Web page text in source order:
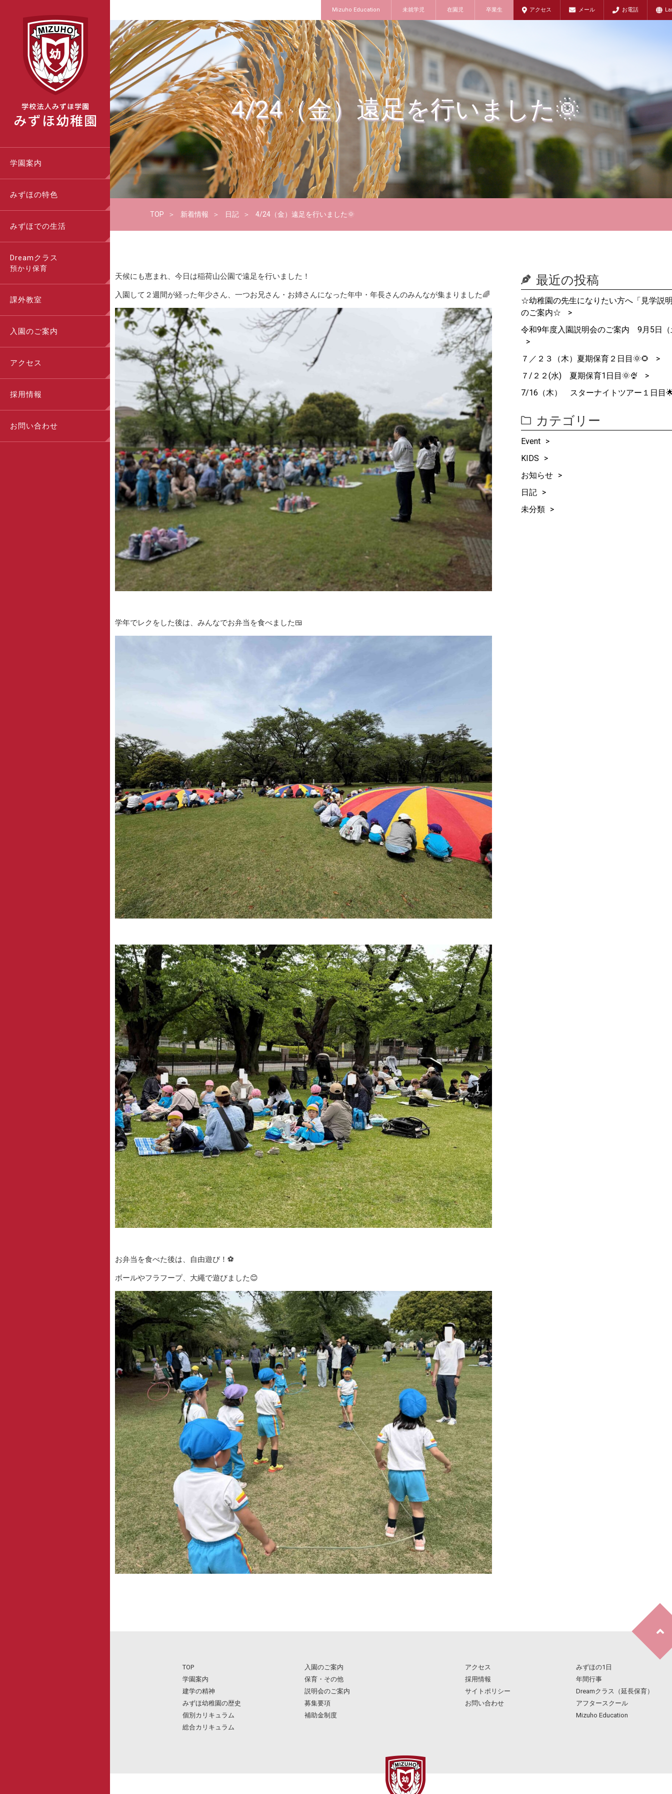
Mizuho Education 未就学児 在園児 卒業生 アクセス メール お電話
学園案内
みずほの特色
みずほでの生活
Dreamクラス
預かり保育
課外教室
入園のご案内
アクセス
採用情報
お問い合わせ
4/24（金）遠足を行いました🌞
TOP 新着情報 日記 4/24（金）遠足を行いました🌞
天候にも恵まれ、今日は稲荷山公園で遠足を行いました！
入園して２週間が経った年少さん、一つお兄さん・お姉さんになった年中・年長さんのみんなが集まりました🌈
学年でレクをした後は、みんなでお弁当を食べました🍱
お弁当を食べた後は、自由遊び！⚽
ボールやフラフープ、大繩で遊びました😊
最近の投稿
☆幼稚園の先生になりたい方へ「見学説
のご案内☆
令和9年度入園説明会のご案内 9月5日（
７／２３（木）夏期保育２日目🌞🌻
７/２２(水) 夏期保育1日目🌞🍨
7/16（木） スターナイトツアー１日目
カテゴリー
Event
KIDS
お知らせ
日記
未分類
TOP
学園案内
建学の精神
みずほ幼稚園の歴史
個別カリキュラム
総合カリキュラム
入園のご案内
保育・その他
説明会のご案内
募集要項
補助金制度
アクセス
採用情報
サイトポリシー
お問い合わせ
みずほの1日
年間行事
Dreamクラス（延長保育）
アフタースクール
Mizuho Education